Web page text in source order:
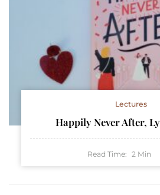
Lectures
Happily Never After,
Read Time: 2 Min